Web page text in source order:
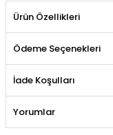
Ürün Özellikleri
Ödeme Seçenekleri
İade Koşulları
Yorumlar